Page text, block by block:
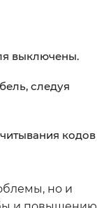
выключены.
следуя
кодов
но и